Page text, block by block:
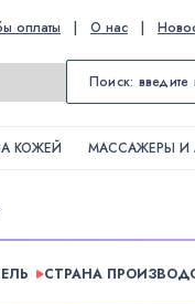
оплаты | О нас |
КОЖЕЙ МАССАЖЕРЫ И
СТРАНА